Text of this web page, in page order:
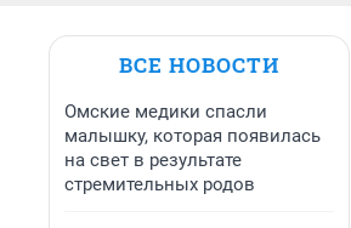
ВСЕ НОВОСТИ
Омские медики спасли
малышку, которая появилась
на свет в результате
стремительных родов